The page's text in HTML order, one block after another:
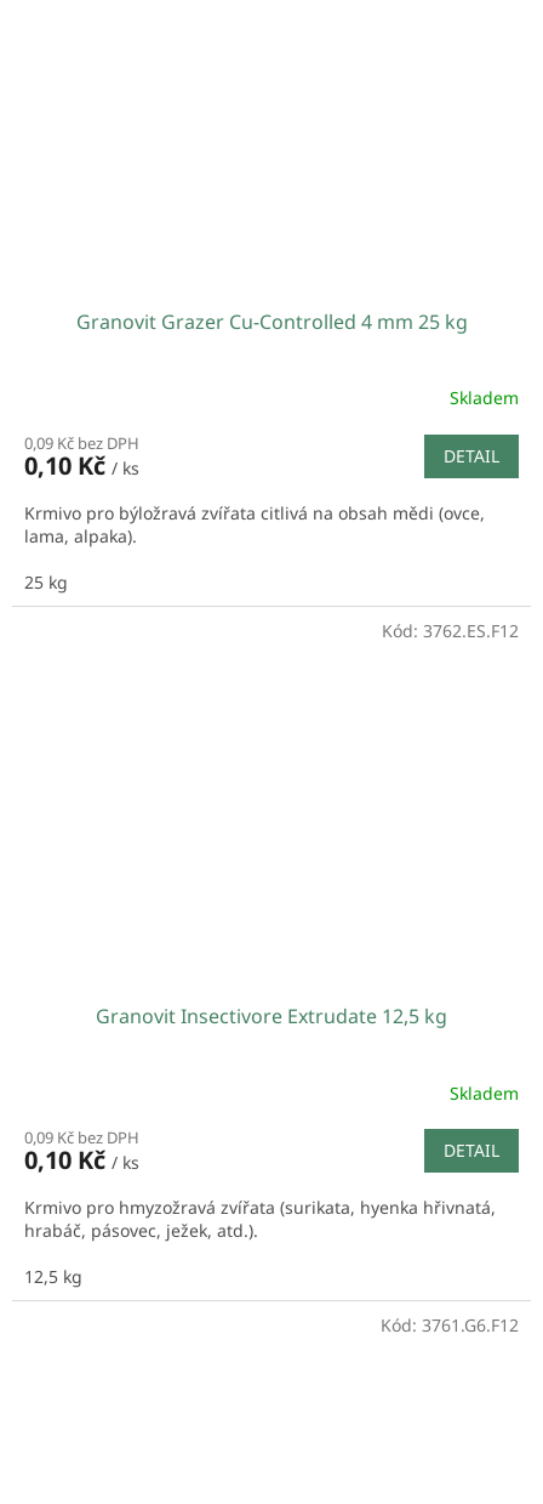
Granovit Grazer Cu-Controlled 4 mm 25 kg
Skladem
0,09 Kč bez DPH
0,10 Kč / ks
DETAIL
Krmivo pro býložravá zvířata citlivá na obsah mědi (ovce,
lama, alpaka).
25 kg
Granovit Insectivore Extrudate 12,5 kg
Skladem
0,09 Kč bez DPH
0,10 Kč / ks
DETAIL
Krmivo pro hmyzožravá zvířata (surikata, hyenka hřivnatá,
hrabáč, pásovec, ježek, atd.).
12,5 kg
Kód: 3762.ES.F12
Kód: 3761.G6.F12